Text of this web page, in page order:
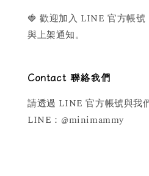
🍓 歡迎加入 LINE 官方帳號
與上架通知。
Contact 聯絡我們
請透過 LINE 官方帳號與我
LINE：@minimammy